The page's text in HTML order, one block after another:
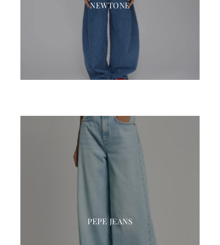
NEWTONE
PEPE JEANS